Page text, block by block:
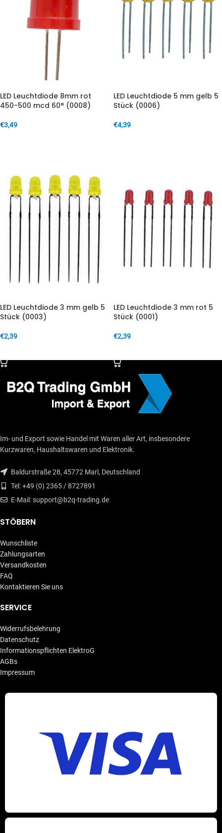
LED Leuchtdiode 8mm rot
450-500 mcd 60° (0008)
€3,49
LED Leuchtdiode 5 mm gelb 5
Stück (0006)
€4,39
LED Leuchtdiode 3 mm gelb 5
Stück (0003)
€2,39
LED Leuchtdiode 3 mm rot 5
Stück (0001)
€2,39
Im- und Export sowie Handel mit Waren aller Art, insbesondere
Kurzwaren, Haushaltswaren und Elektronik.
Baldurstraße 28, 45772 Marl, Deutschland
Tel: +49 (0) 2365 / 8727891
E-Mail: support@b2q-trading.de
STÖBERN
Wunschliste
Zahlungsarten
Versandkosten
FAQ
Kontaktieren Sie uns
SERVICE
Widerrufsbelehrung
Datenschutz
Informationspflichten ElektroG
AGBs
Impressum